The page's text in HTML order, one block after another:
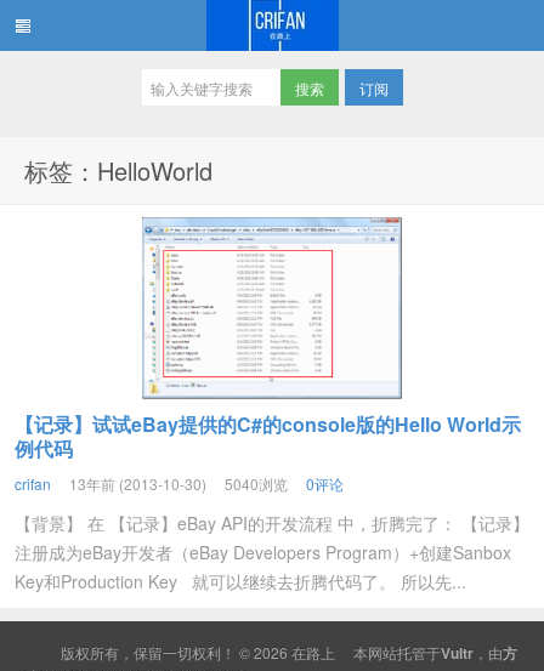
订阅
标签：HelloWorld
【记录】试试eBay提供的C#的console版的Hello World示
例代码
crifan 13年前 (2013-10-30) 5040浏览 0评论
【背景】 在 【记录】eBay API的开发流程 中，折腾完了： 【记录】
注册成为eBay开发者（eBay Developers Program）+创建Sanbox
Key和Production Key 就可以继续去折腾代码了。 所以先...
版权所有，保留一切权利！ © 2026 在路上 本网站托管于Vultr ，由方